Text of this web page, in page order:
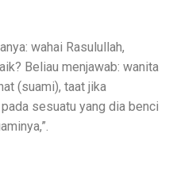
wahai Rasulullah,
Beliau menjawab: wanita
(suami), taat jika
sesuatu yang dia benci